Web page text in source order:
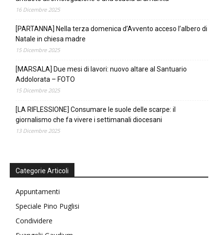
16 Dicembre 2025
[PARTANNA] Nella terza domenica d’Avvento acceso l’albero di
Natale in chiesa madre
15 Dicembre 2025
[MARSALA] Due mesi di lavori: nuovo altare al Santuario
Addolorata – FOTO
15 Dicembre 2025
[LA RIFLESSIONE] Consumare le suole delle scarpe: il
giornalismo che fa vivere i settimanali diocesani
13 Dicembre 2025
Categorie Articoli
Appuntamenti
Speciale Pino Puglisi
Condividere